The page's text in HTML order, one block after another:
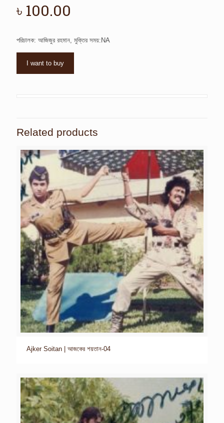
৳ 100.00
পরিচালক: আজিজুর রহমান, মুক্তির সময়:NA
I want to buy
Related products
Ajker Soitan | আজকের শয়তান-04